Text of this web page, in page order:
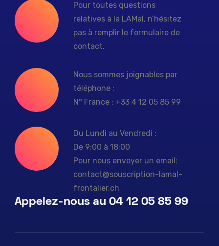
Pour toutes questions
relatives à la LAMal, n’hésitez
pas à remplir le formulaire de
contact.
Nous sommes joignables par
téléphone :
N° France : +33 4 12 05 85 99
Du Lundi au Vendredi :
De 9:00 à 18:00
Pour nous envoyer un email:
contact@souscription-lamal-
frontalier.ch
Appelez-nous au 04 12 05 85 99